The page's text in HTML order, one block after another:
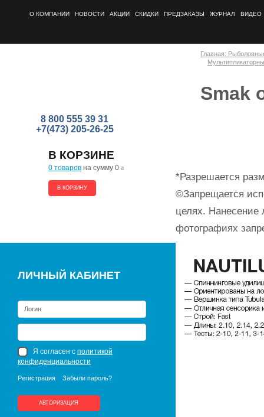
О КОМПАНИИ НОВОСТИ АКЦИИ СКИДКИ ПРЕДЗАКАЗЫ ЖУРНАЛ ВИДЕО
8 800 555 39 31
+7(473) 205-26-25
В КОРЗИНЕ
0 товаров на сумму 0 a
В КОРЗИНУ
ЛИЧНЫЙ КАБИНЕТ
Я согласен с политикой
конфиденциальности
Регистрация Забыли пароль?
АВТОРИЗАЦИЯ
Главная:
Smak
*Разрешается
©Запрещается
целях. Нанесение
фотографиях